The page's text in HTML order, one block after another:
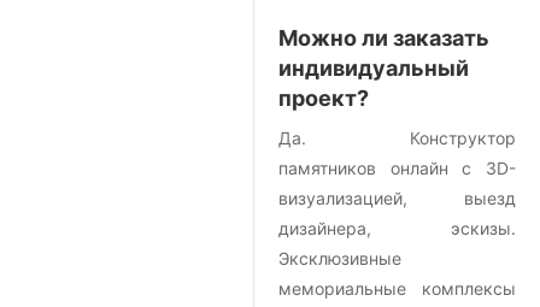
Можно ли заказать
индивидуальный
проект?
Да. Конструктор
памятников онлайн с 3D-
визуализацией, выезд
дизайнера, эскизы.
Эксклюзивные
мемориальные комплексы